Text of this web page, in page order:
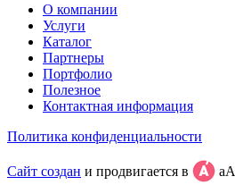
О компании
Услуги
Каталог
Партнеры
Портфолио
Полезное
Контактная информация
Политика конфиденциальности
Сайт создан и продвигается в